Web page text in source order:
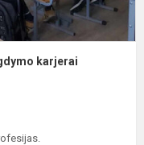
karjerai